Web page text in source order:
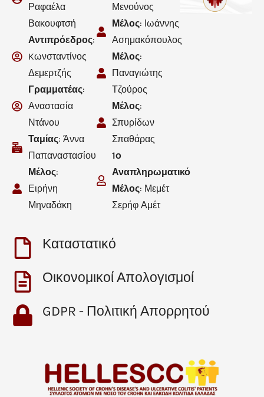
Ραφαέλα
Βακουφτσή
Αντιπρόεδρος:
Kωνσταντίνος
Δεμερτζής
Γραμματέας:
Αναστασία
Ντάνου
Ταμίας: Άννα
Παπαναστασίου
Μέλος:
Ειρήνη
Μηναδάκη
Μενούνος
Μέλος: Ιωάννης
Ασημακόπουλος
Μέλος:
Παναγιώτης
Τζούρος
Μέλος:
Σπυρίδων
Σπαθάρας
1ο
Αναπληρωματικό
Μέλος: Μεμέτ
Σερήφ Αμέτ
Καταστατικό
Οικονομικοί Απολογισμοί
GDPR - Πολιτική Απορρητού